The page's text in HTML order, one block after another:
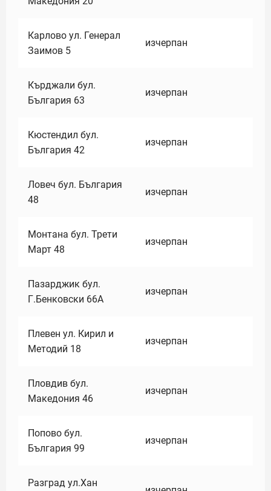
Карлово ул. Генерал
Заимов 5
изчерпан
Кърджали бул.
България 63
изчерпан
Кюстендил бул.
България 42
изчерпан
Ловеч бул. България
48
изчерпан
Монтана бул. Трети
Март 48
изчерпан
Пазарджик бул.
Г.Бенковски 66А
изчерпан
Плевен ул. Кирил и
Методий 18
изчерпан
Пловдив бул.
Македония 46
изчерпан
Попово бул.
България 99
изчерпан
Разград ул.Хан